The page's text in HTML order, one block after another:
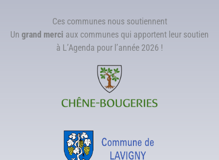
Ces communes nous soutiennent
Un grand merci aux communes qui apportent leur soutien
à L’Agenda pour l’année 2026 !